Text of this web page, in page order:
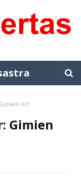
Art
Gimien